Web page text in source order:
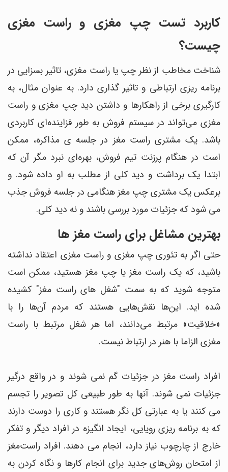
کاربرد تست چپ مغزی و راست مغزی
چیست؟
شناخت مخاطب از نظر چپ یاراست مغزی، تاثیر بسزایی در
برنامه ریزی ارتباطی و تاثیر گذاری دارد. به عنوان مثال، به
کارگیری برخی از راهکارها و داشتن دید چپ مغزی و راست
مغزی می‌تواند در سیستم فروش به طور فزاینده‌ای کاربردی
باشد. یک مشتریراست مغز در جلسه ی مذاکره، ممکن
است در هنگام پرزنت تیم فروش، بهره‌ای نبرد مگر آن که
ابتدا یک برداشت و دید کلی از مطلب به او داده شود. و
برعکس یک مشتری چپ مغز هنگامی در جلسه فروش جذب
می شود که جزئیات مورد بررسی باشند و نه دید کلی.
بهترین مشاغل برای راست مغز ها
حتی اگر به تئوری چپ مغزی و راست مغزی اعتقاد نداشته
باشید، که یک راست مغز یا چپ مغز هستید، ممکن است
متوجه شوید که به سمت "شغل های راست مغز" کشیده
شده اید. این‌ها نقش‌هایی هستند که مردم آن‌ها را با
«خلاقیت» مرتبط می‌دانند، اما هر شغل مرتبط با راست
مغزی الزاما با هنر در ارتباط نیست.
افراد راست مغز در جزئیات گم نمی شوند و در واقع درگیر
جزئیات نمی شوند. آنها به طور طبیعی کل تصویر را تجسم
می کنند یا به عبارتی کل نگر هستند و کاری را دوست دارند
که به برنامه ریزی رویایی، ایجاد انگیزه در افراد دیگر و تفکر
خارج از چارچوب نیاز دارد، انجام می دهند. افراد راست‌مغز
از امتحان روش‌های جدید برای انجام کارها و نگاه کردن به